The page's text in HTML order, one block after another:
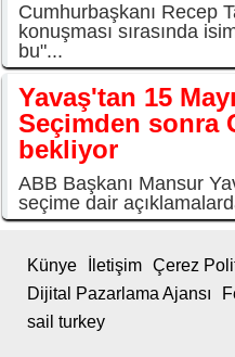
Cumhurbaşkanı Recep
konuşması sırasında
bu"...
Yavaş'tan 15
Seçimden sonra
bekliyor
ABB Başkanı Mansur
seçime dair
Künye İletişim Çerez
Dijital Pazarlama Ajansı
sail turkey